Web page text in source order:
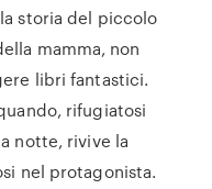
storia del piccolo
mamma, non
libri fantastici.
rifugiatosi
notte, rivive la
nel protagonista.